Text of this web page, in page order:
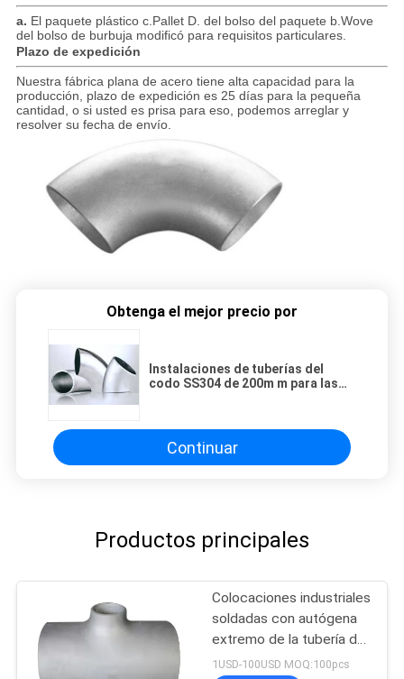
a. El paquete plástico c.Pallet D. del bolso del paquete b.Wove
del bolso de burbuja modificó para requisitos particulares.
Plazo de expedición
Nuestra fábrica plana de acero tiene alta capacidad para la
producción, plazo de expedición es 25 días para la pequeña
cantidad, o si usted es prisa para eso, podemos arreglar y
resolver su fecha de envío.
Obtenga el mejor precio por
Instalaciones de tuberías del
codo SS304 de 200m m para las
Continuar
Productos principales
Colocaciones industriales
soldadas con autógena
extremo de la tubería de
acero del GB
1USD-100USD MOQ:100pcs